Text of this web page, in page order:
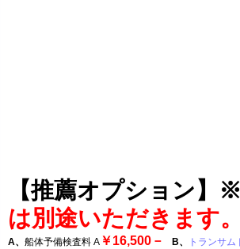
【推薦オプション】
は別途いただきます。
A、 船体予備検査料 A ￥16,500－ B、
トランサ